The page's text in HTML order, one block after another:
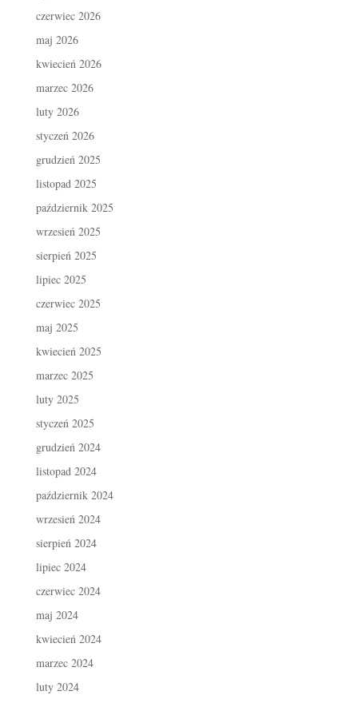
czerwiec 2026
maj 2026
kwiecień 2026
marzec 2026
luty 2026
styczeń 2026
grudzień 2025
listopad 2025
październik 2025
wrzesień 2025
sierpień 2025
lipiec 2025
czerwiec 2025
maj 2025
kwiecień 2025
marzec 2025
luty 2025
styczeń 2025
grudzień 2024
listopad 2024
październik 2024
wrzesień 2024
sierpień 2024
lipiec 2024
czerwiec 2024
maj 2024
kwiecień 2024
marzec 2024
luty 2024